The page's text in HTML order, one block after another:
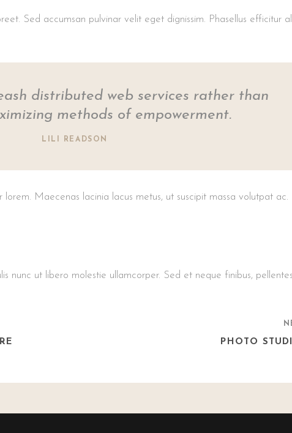
Sed accumsan pulvinar velit eget dignissim. Phasellus efficitur
distributed web services rather than
methods of empowerment.
LILI READSON
Maecenas lacinia lacus metus, ut suscipit massa volutpat ac.
nunc ut libero molestie ullamcorper. Sed et neque finibus,
PHOTO